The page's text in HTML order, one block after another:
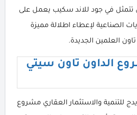
تتمثل في جود للاند سكيب يعمل على
الصناعية لإعطاء اطلالة مميزة
العلمين الجديدة.
الداون تاون سيتي
للتنمية والاستثمار العقاري مشروع